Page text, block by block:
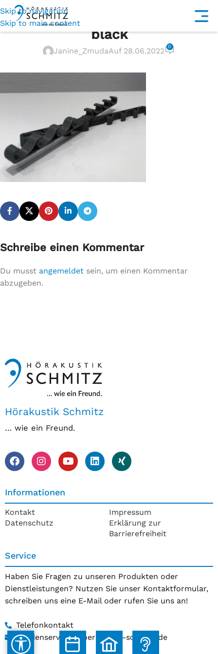
Skip to navigation
Skip to main content
black
Janine_ZmudaAuf 28.06.2022 0
Schreibe einen Kommentar
Du musst angemeldet sein, um einen Kommentar
abzugeben.
Hörakustik Schmitz
… wie ein Freund.
Informationen
Kontakt
Datenschutz
Impressum
Erklärung zur
Barrierefreiheit
Service
Haben Sie Fragen zu unseren Produkten oder
Dienstleistungen? Nutzen Sie unser Kontaktformular,
schreiben uns eine E-Mail oder rufen Sie uns an!
Telefonkontakt
kundenservice@hoerakustik-schmitz.de